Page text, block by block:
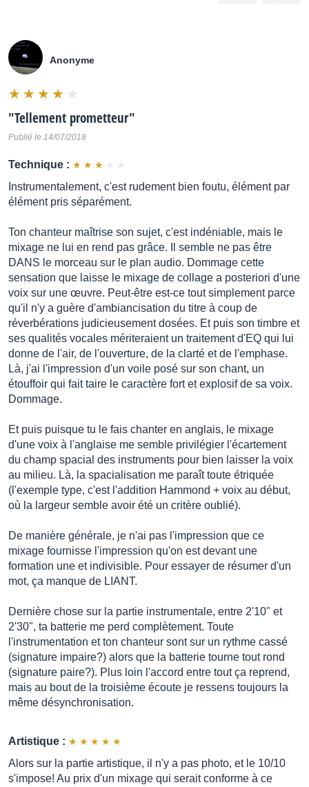
Anonyme
"Tellement prometteur"
Publié le 14/07/2018
Technique :
Instrumentalement, c'est rudement bien foutu, élément par
élément pris séparément.
Ton chanteur maîtrise son sujet, c'est indéniable, mais le
mixage ne lui en rend pas grâce. Il semble ne pas être
DANS le morceau sur le plan audio. Dommage cette
sensation que laisse le mixage de collage a posteriori d'une
voix sur une œuvre. Peut-être est-ce tout simplement parce
qu'il n'y a guère d'ambiancisation du titre à coup de
réverbérations judicieusement dosées. Et puis son timbre et
ses qualités vocales mériteraient un traitement d'EQ qui lui
donne de l'air, de l'ouverture, de la clarté et de l'emphase.
Là, j'ai l'impression d'un voile posé sur son chant, un
étouffoir qui fait taire le caractère fort et explosif de sa voix.
Dommage.
Et puis puisque tu le fais chanter en anglais, le mixage
d'une voix à l'anglaise me semble privilégier l'écartement
du champ spacial des instruments pour bien laisser la voix
au milieu. Là, la spacialisation me paraît toute étriquée
(l'exemple type, c'est l'addition Hammond + voix au début,
où la largeur semble avoir été un critère oublié).
De manière générale, je n'ai pas l'impression que ce
mixage fournisse l'impression qu'on est devant une
formation une et indivisible. Pour essayer de résumer d'un
mot, ça manque de LIANT.
Dernière chose sur la partie instrumentale, entre 2'10" et
2'30", ta batterie me perd complètement. Toute
l'instrumentation et ton chanteur sont sur un rythme cassé
(signature impaire?) alors que la batterie tourne tout rond
(signature paire?). Plus loin l'accord entre tout ça reprend,
mais au bout de la troisième écoute je ressens toujours la
même désynchronisation.
Artistique :
Alors sur la partie artistique, il n'y a pas photo, et le 10/10
s'impose! Au prix d'un mixage qui serait conforme à ce